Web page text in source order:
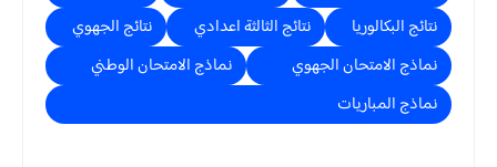
نتائج البكالوريا
نتائج الثالثة اعدادي
نتائج الجهوي
نماذج الامتحان الجهوي
نماذج الامتحان الوطني
نماذج المباريات